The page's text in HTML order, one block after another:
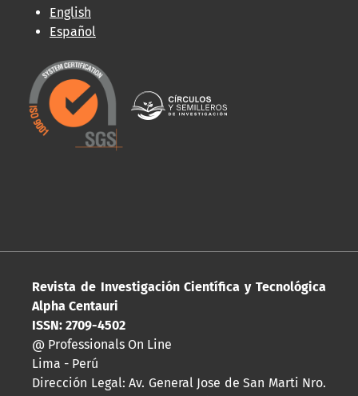
English
Español
Revista de Investigación Científica y Tecnológica
Alpha Centauri
ISSN: 2709-4502
@ Professionals On Line
Lima - Perú
Dirección Legal: Av. General Jose de San Marti Nro.